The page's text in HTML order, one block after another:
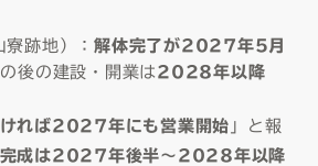
寮跡地）：解体完了が2027年5月
後の建設・開業は2028年以降
れば2027年にも営業開始 」と報
完成は2027年後半〜2028年以降